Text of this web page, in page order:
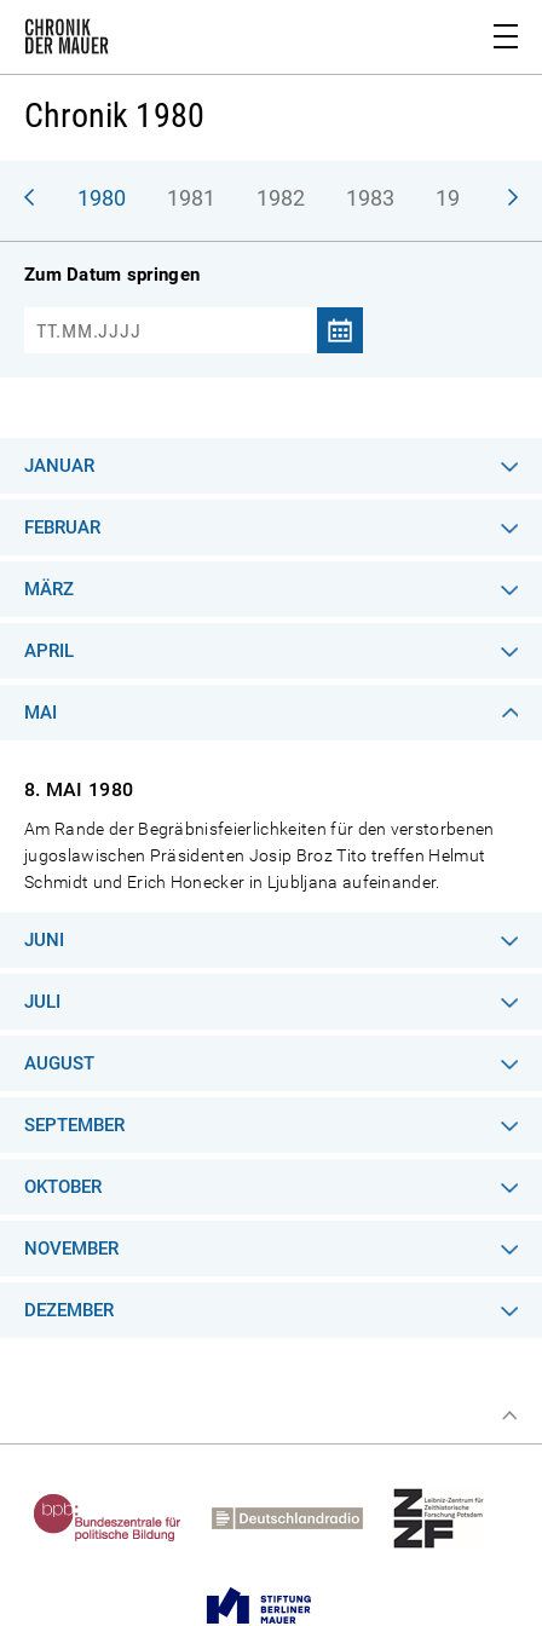
Chronik 1980
1980 1981 1982 1983 1984
Zum Datum springen
JANUAR
FEBRUAR
MÄRZ
APRIL
MAI
8. MAI 1980
Am Rande der Begräbnisfeierlichkeiten für den verstorbenen
jugoslawischen Präsidenten Josip Broz Tito treffen Helmut
Schmidt und Erich Honecker in Ljubljana aufeinander.
JUNI
JULI
AUGUST
SEPTEMBER
OKTOBER
NOVEMBER
DEZEMBER